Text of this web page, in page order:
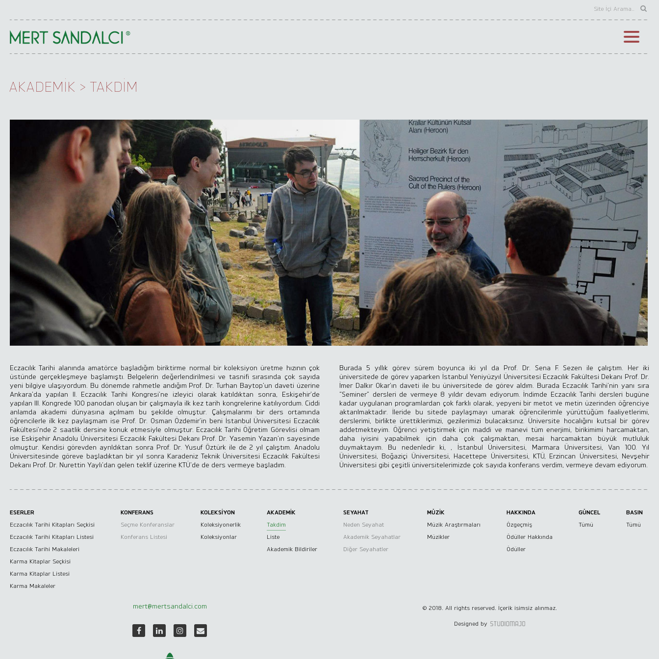
Eczacılık Tarihi Kitapları Listesi
Eczacılık Tarihi Makaleleri
Karma Kitaplar Seçkisi
Karma Kitaplar Listesi
Seçme Konferanslar
Konferans Listesi
Koleksiyonerlik
Koleksiyonlar
Takdim
Liste
Akademik Bildiriler
Akademik Seyahatlar
Diğer Seyahatler
Müzik Araştırmaları
AKADEMİK > TAKDİM
Eczacılık Tarihi alanında amatörce başladığım biriktirme normal bir koleksiyon üretme hızının çok
üstünde gerçekleşmeye başlamıştı. Belgelerin değerlendirilmesi ve tasnifi sırasında çok sayıda
yeni bilgiye ulaşıyordum. Bu dönemde rahmetle andığım Prof. Dr. Turhan Baytop’un daveti üzerine
Ankara’da yapılan II. Eczacılık Tarihi Kongresi’ne izleyici olarak katıldıktan sonra, Eskişehir’de
yapılan III. Kongrede 100 panodan oluşan bir çalışmayla ilk kez tarih kongrelerine katılıyordum. Ciddi
anlamda akademi dünyasına açılmam bu şekilde olmuştur. Çalışmalarımı bir ders ortamında
öğrencilerle ilk kez paylaşmam ise Prof. Dr. Osman Özdemir’in beni İstanbul Üniversitesi Eczacılık
Fakültesi’nde 2 saatlik dersine konuk etmesiyle olmuştur. Eczacılık Tarihi Öğretim Görevlisi olmam
ise Eskişehir Anadolu Üniversitesi Eczacılık Fakültesi Dekanı Prof. Dr. Yasemin Yazan’ın sayesinde
olmuştur. Kendisi görevden ayrıldıktan sonra Prof. Dr. Yusuf Öztürk ile de 2 yıl çalıştım. Anadolu
Üniversitesinde göreve başladıktan bir yıl sonra Karadeniz Teknik Üniversitesi Eczacılık Fakültesi
Dekanı Prof. Dr. Nurettin Yaylı’dan gelen teklif üzerine KTÜ’de de ders vermeye başladım.
Burada 5 yıllık görev sürem boyunca iki yıl da Prof. Dr. Sena F. Sezen ile çalıştım. Her iki
üniversitede de görev yaparken İstanbul Yeniyüzyıl Üniversitesi Eczacılık Fakültesi Dekanı Prof. Dr.
İmer Dalkır Okar’ın daveti ile bu üniversitede de görev aldım. Burada Eczacılık Tarihi’nin yanı sıra
“Seminer” dersleri de vermeye 8 yıldır devam ediyorum. İndimde Eczacılık Tarihi dersleri bugüne
kadar uygulanan programlardan çok farklı olarak, yepyeni bir metot ve metin üzerinden öğrenciye
aktarılmaktadır. İleride bu sitede paylaşmayı umarak öğrencilerimle yürüttüğüm faaliyetlerimi,
derslerimi, birlikte ürettiklerimizi, gezilerimizi bulacaksınız. Üniversite hocalığını kutsal bir görev
addetmekteyim. Öğrenci yetiştirmek için maddi ve manevi tüm enerjimi, birikimimi harcamaktan,
daha iyisini yapabilmek için daha çok çalışmaktan, mesai harcamaktan büyük mutluluk
duymaktayım. Bu nedenledir ki, , İstanbul Üniversitesi, Marmara Üniversitesi, Van 100. Yıl
Üniversitesi, Boğaziçi Üniversitesi, Hacettepe Üniversitesi, KTÜ, Erzincan Üniversitesi, Nevşehir
Üniversitesi gibi çeşitli üniversitelerimizde çok sayıda konferans verdim, vermeye devam ediyorum.
mert@mertsandalci.com
ESERLER
Eczacılık Tarihi Kitapları Seçkisi
Eczacılık Tarihi Kitapları Listesi
Eczacılık Tarihi Makaleleri
Karma Kitaplar Seçkisi
Karma Kitaplar Listesi
Karma Makaleler
KONFERANS
Seçme Konferanslar
Konferans Listesi
KOLEKSİYON
Koleksiyonerlik
Koleksiyonlar
AKADEMİK
Takdim
Liste
Akademik Bildiriler
SEYAHAT
Neden Seyahat
Akademik Seyahatlar
Diğer Seyahatler
MÜZİK
Müzik Araştırmaları
Müzikler
HAKKINDA
Özgeçmiş
Ödüller Hakkında
Ödüller
GÜNCEL
Tümü
BASIN
Tümü
© 2018. All rights reserved. İçerik isimsiz alınmaz.
Designed by